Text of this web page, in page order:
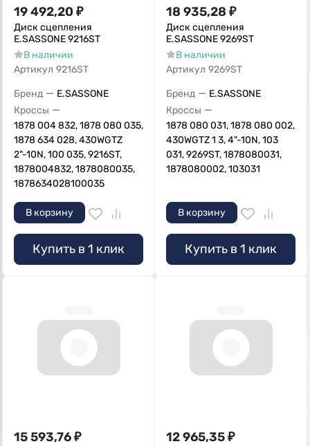
19 492,20 ₽
Диск сцепления
E.SASSONE 9216ST
В наличии
Артикул 9216ST
Бренд — E.SASSONE
Кроссы —
1878 004 832, 1878 080 035,
1878 634 028, 430WGTZ
2"-10N, 100 035, 9216ST,
1878004832, 1878080035,
1878634028100035
В корзину
Купить в 1 клик
18 935,28 ₽
Диск сцепления
E.SASSONE 9269ST
В наличии
Артикул 9269ST
Бренд — E.SASSONE
Кроссы —
1878 080 031, 1878 080 002,
430WGTZ 1 3, 4"-10N, 103
031, 9269ST, 1878080031,
1878080002, 103031
В корзину
Купить в 1 клик
15 593,76₽ 12 965,35₽